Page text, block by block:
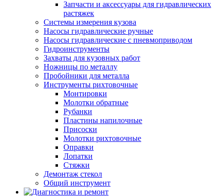
Запчасти и аксессуары для гидравлических
растяжек
Системы измерения кузова
Насосы гидравлические ручные
Насосы гидравлические с пневмоприводом
Гидроинструменты
Захваты для кузовных работ
Ножницы по металлу
Пробойники для металла
Инструменты рихтовочные
Монтировки
Молотки обратные
Рубанки
Пластины напилочные
Присоски
Молотки рихтовочные
Оправки
Лопатки
Стяжки
Демонтаж стекол
Общий инструмент